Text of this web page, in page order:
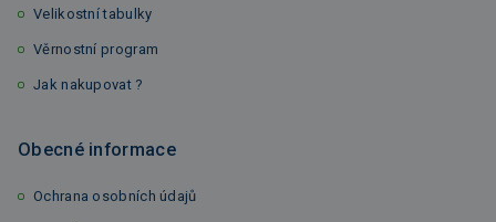
Velikostní tabulky
Věrnostní program
Jak nakupovat ?
Obecné informace
Ochrana osobních údajů